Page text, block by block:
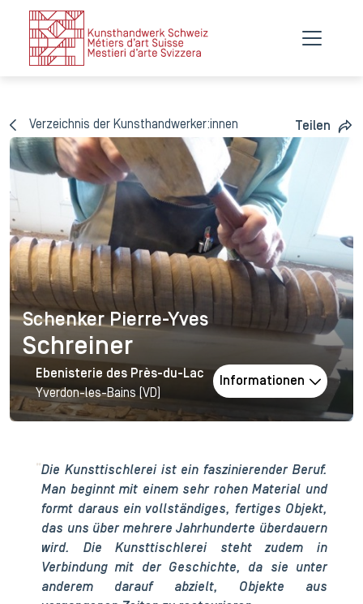
Verzeichnis der Kunsthandwerker:innen Teilen
Schenker Pierre-Yves
Schenker Pierre-Yves
Schreiner
Ebenisterie des Près-du-Lac
Yverdon-les-Bains (VD)
Informationen
Die Kunsttischlerei ist ein faszinierender Beruf.
Man beginnt mit einem sehr rohen Material und
formt daraus ein vollständiges, fertiges Objekt,
das uns über mehrere Jahrhunderte überdauern
wird. Die Kunsttischlerei steht zudem in
Verbindung mit der Geschichte, da sie unter
anderem darauf abzielt, Objekte aus